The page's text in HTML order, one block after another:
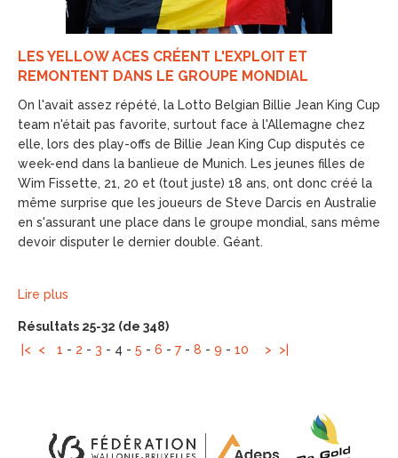
LES YELLOW ACES CRÉENT L'EXPLOIT ET
REMONTENT DANS LE GROUPE MONDIAL
On l'avait assez répété, la Lotto Belgian Billie Jean King Cup
team n'était pas favorite, surtout face à l'Allemagne chez
elle, lors des play-offs de Billie Jean King Cup disputés ce
week-end dans la banlieue de Munich. Les jeunes filles de
Wim Fissette, 21, 20 et (tout juste) 18 ans, ont donc créé la
même surprise que les joueurs de Steve Darcis en Australie
en s'assurant une place dans le groupe mondial, sans même
devoir disputer le dernier double. Géant.
Lire plus
Résultats 25-32 (de 348)
|<
< 1 - 2 - 3 - 4 - 5 - 6 - 7 - 8 - 9 - 10 > >|